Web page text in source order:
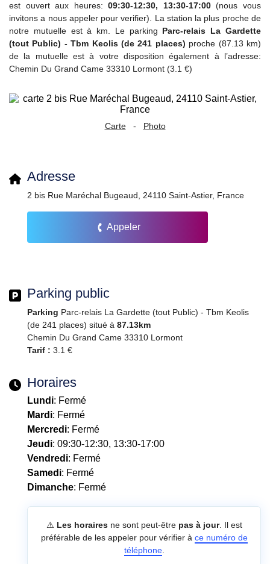
est ouvert aux heures:09:30-12:30, 13:30-17:00(nous vous
invitons a nous appeler pour verifier). La station la plus proche de
notre mutuelle est à km. Le parking Parc-relais La Gardette
(tout Public) - Tbm Keolis (de 241 places) proche (87.13 km)
de la mutuelle est à votre disposition également à l’adresse:
Chemin Du Grand Came 33310 Lormont (3.1 €)
Carte - Photo
Adresse
2 bis Rue Maréchal Bugeaud, 24110 Saint-Astier, France
Appeler
Parking public
Parking Parc-relais La Gardette (tout Public) - Tbm Keolis
(de 241 places) situé à 87.13km
Chemin Du Grand Came 33310 Lormont
Tarif : 3.1 €
Horaires
Lundi: Fermé
Mardi: Fermé
Mercredi: Fermé
Jeudi: 09:30-12:30, 13:30-17:00
Vendredi: Fermé
Samedi: Fermé
Dimanche: Fermé
⚠️ Les horairesne sont peut-être pas à jour. Il est
préférable de les appeler pour vérifier à ce numéro de
téléphone.